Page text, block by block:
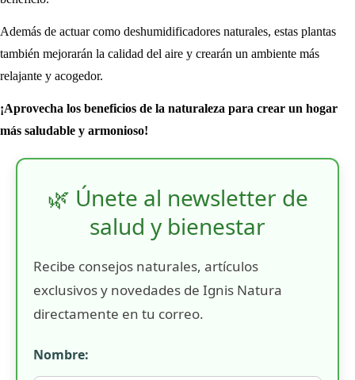
Además de actuar como deshumidificadores naturales, estas plantas
también mejorarán la calidad del aire y crearán un ambiente más
relajante y acogedor.
¡Aprovecha los beneficios de la naturaleza para crear un hogar
más saludable y armonioso!
🌿 Únete al newsletter de
salud y bienestar
Recibe consejos naturales, artículos
exclusivos y novedades de Ignis Natura
directamente en tu correo.
Nombre: